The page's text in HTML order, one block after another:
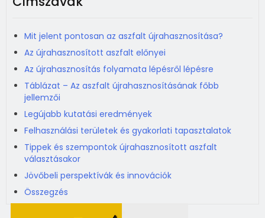
Mit jelent pontosan az aszfalt újrahasznosítása?
Az újrahasznosított aszfalt előnyei
Az újrahasznosítás folyamata lépésről lépésre
Táblázat – Az aszfalt újrahasznosításának főbb
jellemzői
Legújabb kutatási eredmények
Felhasználási területek és gyakorlati tapasztalatok
Tippek és szempontok újrahasznosított aszfalt
választásakor
Jövőbeli perspektívák és innovációk
Összegzés